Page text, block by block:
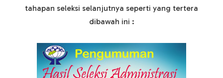
tahapan seleksi selanjutnya seperti yang tertera
dibawah ini :